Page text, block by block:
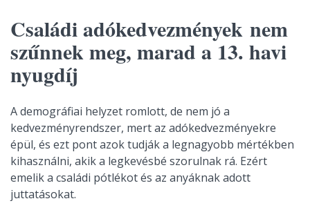
Családi adókedvezmények nem
szűnnek meg, marad a 13. havi
nyugdíj
A demográfiai helyzet romlott, de nem jó a
kedvezményrendszer, mert az adókedvezményekre
épül, és ezt pont azok tudják a legnagyobb mértékben
kihasználni, akik a legkevésbé szorulnak rá. Ezért
emelik a családi pótlékot és az anyáknak adott
juttatásokat.